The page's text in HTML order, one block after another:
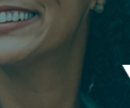
estado grave
de Marcela
feira (7)